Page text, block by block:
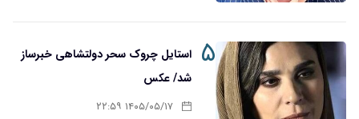
۵ استایل چروک سحر دولتشاهی خبرساز
شد/ عکس
۱۴۰۵/۰۵/۱۷ ۲۲:۵۹